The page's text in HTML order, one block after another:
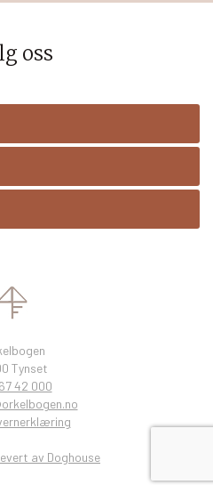
oss
Tynset
42 000
av Doghouse